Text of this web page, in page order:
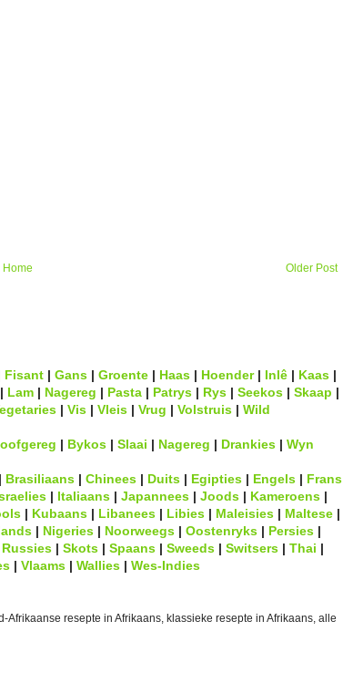
Older Post
Home
Fisant | Gans | Groente | Haas | Hoender| Inlê | Kaas |
| Lam| Nagereg | Pasta| Patrys| Rys| Seekos| Skaap |
| Vis| Vleis| Vrug | Volstruis| Wild
| Bykos| Slaai | Nagereg | Drankies| Wyn
Brasiliaans| Chinees| Duits| Egipties| Engels| Frans
| Italiaans| Japannees| Joods| Kameroens|
| Kubaans| Libanees| Libies| Maleisies| Maltese|
| Nigeries | Noorweegs | Oostenryks | Persies |
Russies| Skots| Spaans| Sweeds| Switsers| Thai |
| Vlaams | Wallies | Wes-Indies
resepte in Afrikaans, klassieke resepte in Afrikaans, alle